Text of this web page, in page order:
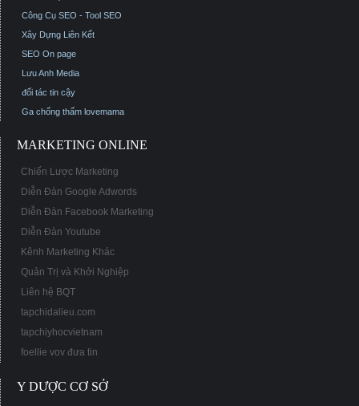
Công Cụ SEO - Tool SEO
Xây Dựng Liên Kết
SEO On page
Lưu Anh Media
đối tác tin cậy
Ga chống thấm lovemama
MARKETING ONLINE
Chiến Lược Marketing
Diễn Đàn Google Adwords
Diễn Đàn Facebook Marketing
Diễn Đàn Youtube
Kênh Marketing Khác
Quản Trị và Khởi Nghiệp
Liên hệ BQT
tapchidalieu.com
tapchiyhocvietnam
foellie vov đưa tin
Y DƯỢC CƠ SỞ